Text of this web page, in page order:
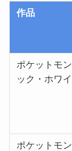
作品
ポケットモ
ック・ホワ
ポケットモ